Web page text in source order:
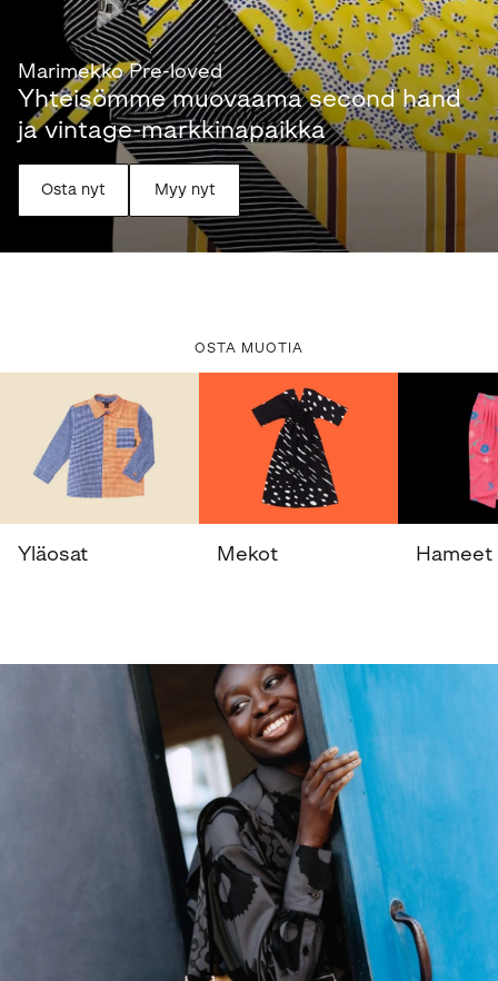
Marimekko Pre-loved
Yhteisömme muovaama second hand
ja vintage-markkinapaikka
Osta nyt Myy nyt
OSTA MUOTIA
Yläosat Mekot Hameet